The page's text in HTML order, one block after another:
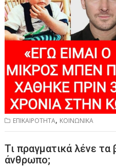
ΕΠΙΚΑΙΡΟΤΗΤΑ, ΚΟΙΝΩΝΙΚΑ
Τι πραγματικά λένε τα
άνθρωπο;